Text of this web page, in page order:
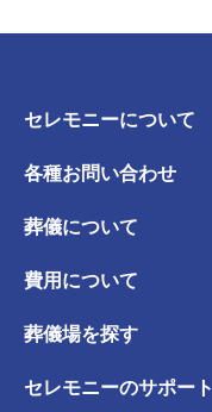
セレモニーについて
各種お問い合わせ
葬儀について
費用について
葬儀場を探す
セレモニーのサポート